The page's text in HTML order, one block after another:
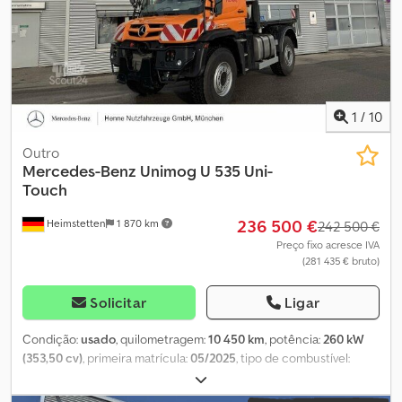
1 / 10
Heimstetten 1 870 km
Outro
Mercedes-Benz Unimog U 535 Uni-
Touch
236 500 €242 500 €
Preço fixo acresce IVA
(281 435 € bruto)
Solicitar Ligar
Condição:usado, quilometragem:10 450 km, potência:260 kW
(353,50 cv), primeira matrícula:05/2025, tipo de combustível:
, configuração de eixo:
16 500 kg, travões:travão de motor, cabina do condutor:outro,